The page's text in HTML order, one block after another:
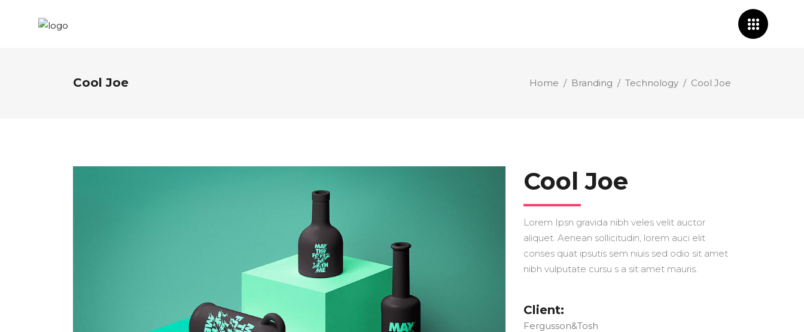
Cool Joe Home / Branding / Technology / Cool Joe
Cool Joe
Lorem Ipsn gravida nibh veles velit auctor
aliquet. Aenean sollicitudin, lorem auci elit
conses quat ipsutis sem niuis sed odio sit amet
nibh vulputate cursu s a sit amet mauris.
Client:
Fergusson&Tosh